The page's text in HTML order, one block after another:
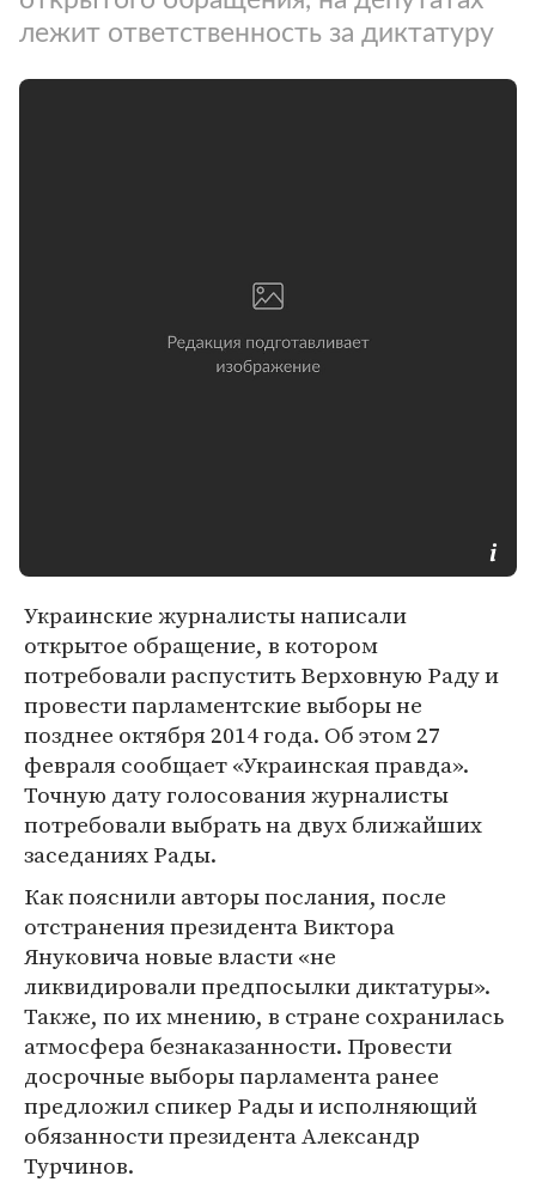
лежит ответственность за диктатуру
Украинские журналисты написали
открытое обращение, в котором
потребовали распустить Верховную Раду и
провести парламентские выборы не
позднее октября 2014 года. Об этом 27
февраля сообщает «Украинская правда».
Точную дату голосования журналисты
потребовали выбрать на двух ближайших
заседаниях Рады.
Как пояснили авторы послания, после
отстранения президента Виктора
Януковича новые власти «не
ликвидировали предпосылки диктатуры».
Также, по их мнению, в стране сохранилась
атмосфера безнаказанности. Провести
досрочные выборы парламента ранее
предложил спикер Рады и исполняющий
обязанности президента Александр
Турчинов.